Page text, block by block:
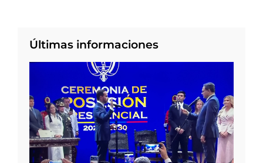
Últimas informaciones